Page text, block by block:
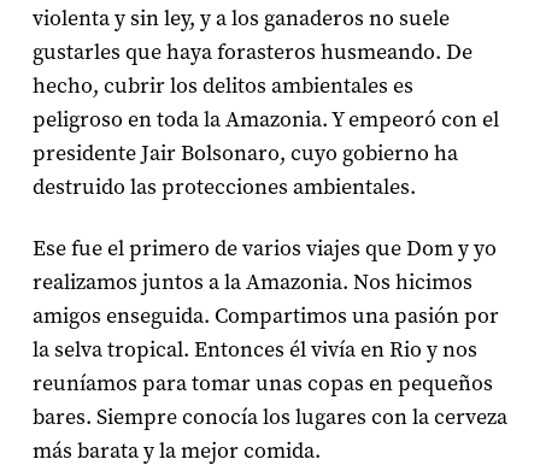
violenta y sin ley, y a los ganaderos no suele
gustarles que haya forasteros husmeando. De
hecho, cubrir los delitos ambientales es
peligroso en toda la Amazonia. Y empeoró con el
presidente Jair Bolsonaro, cuyo gobierno ha
destruido las protecciones ambientales.
Ese fue el primero de varios viajes que Dom y yo
realizamos juntos a la Amazonia. Nos hicimos
amigos enseguida. Compartimos una pasión por
la selva tropical. Entonces él vivía en Rio y nos
reuníamos para tomar unas copas en pequeños
bares. Siempre conocía los lugares con la cerveza
más barata y la mejor comida.